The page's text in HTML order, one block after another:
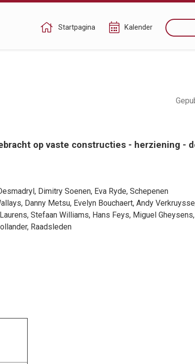
Startpagina Kalender Zoeken
op vaste constructies - herziening -
, Dimitry Soenen, Eva Ryde, Schepenen
, Danny Metsu, Evelyn Bouchaert, Andy Verkruysse
, Stefaan Williams, Hans Feys, Miguel Gheysens,
, Raadsleden